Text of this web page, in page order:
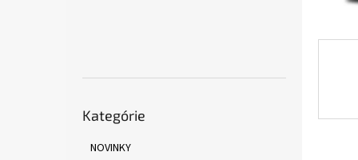
kategórie
Kategórie
NOVINKY